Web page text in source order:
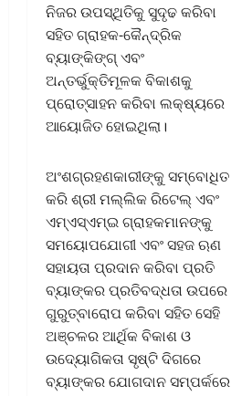
ନିଜର ଉପସ୍ଥିତିକୁ ସୁଦୃଢ କରିବା
ସହିତ ଗ୍ରାହକ-କୈନ୍ଦ୍ରିକ
ବ୍ୟାଙ୍କିଙ୍ଗ୍ ଏବଂ
ଅନ୍ତର୍ଭୁକ୍ତିମୂଳକ ବିକାଶକୁ
ପ୍ରୋତ୍ସାହନ କରିବା ଲକ୍ଷ୍ୟରେ
ଆୟୋଜିତ ହୋଇଥିଲା।
ଅଂଶଗ୍ରହଣକାରୀଙ୍କୁ ସମ୍ବୋଧିତ
କରି ଶ୍ରୀ ମଲ୍ଲିକ ରିଟେଲ୍‌ ଏବଂ
ଏମ୍ଏସ୍ଏମ୍‌ଇ ଗ୍ରାହକମାନଙ୍କୁ
ସମୟୋପଯୋଗୀ ଏବଂ ସହଜ ଋଣ
ସହାୟତା ପ୍ରଦାନ କରିବା ପ୍ରତି
ବ୍ୟାଙ୍କର ପ୍ରତିବଦ୍ଧତା ଉପରେ
ଗୁରୁତ୍ବାରୋପ କରିବା ସହିତ ସେହି
ଅଞ୍ଚଳର ଆର୍ଥିକ ବିକାଶ ଓ
ଉଦ୍ୟୋଗିକତା ସୃଷ୍ଟି ଦିଗରେ
ବ୍ୟାଙ୍କର ଯୋଗଦାନ ସମ୍ପର୍କରେ